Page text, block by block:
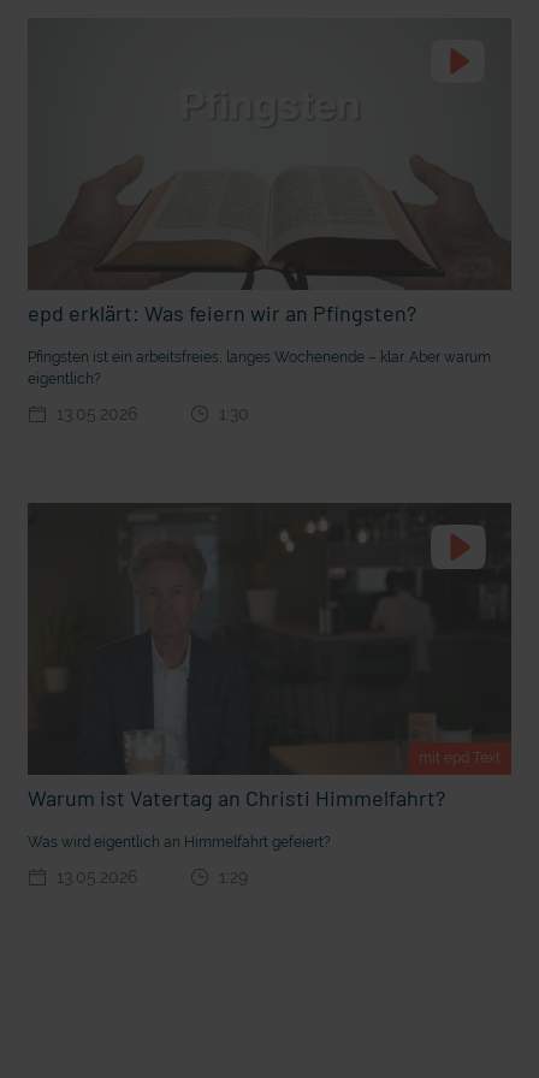
Ostern erleben wie vor 2000 Jahren in Jerusalem
deutsche Sprache? Vorhang auf für Kinderzirkus Giovanni
epd erklärt: Was feiern wir an Pfingsten?
Pfingsten ist ein arbeitsfreies, langes Wochenende – klar. Aber warum
eigentlich?
13.05.2026 1:30
mit epd Text
Warum ist Vatertag an Christi Himmelfahrt?
Was wird eigentlich an Himmelfahrt gefeiert?
13.05.2026 1:29